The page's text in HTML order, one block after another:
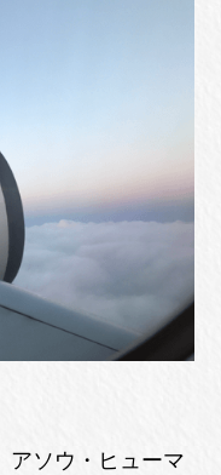
アソウ・ヒューマ